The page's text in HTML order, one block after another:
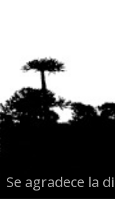
Se agradece la